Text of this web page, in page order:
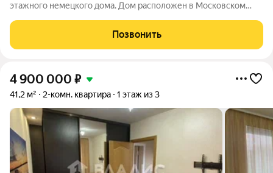
этажного немецкого дома. Дом расположен в Московском
(17.3 и 11 кв.м.), кухня 8,8 кв. м, санузел совмещенный. На окнах
стеклопакеты. Газ,
Позвонить
4 900 000 ₽
41,2 м² 2-комн. квартира 1 этаж из 3